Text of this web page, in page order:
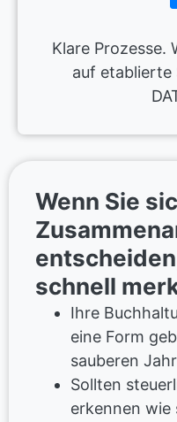
Klare Prozesse.
auf etablierte
Wenn Sie
schnell
Ihre
eine Form
sauberen
Sollten
erkennen wie